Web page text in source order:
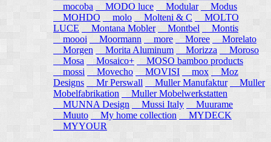
mocoba
MODO luce Modular
Modus
MOHDO
molo Molteni & C
MOLTO
LUCE
Montana Mobler Montbel
Montis
moooi
Moormann more Moree
Morelato
Morgen
Morita Aluminum Morizza
Moroso
Mosa
Mosaico+
MOSO bamboo products
mossi
Movecho MOVISI mox
Moz
Designs
Mr Perswall Muller Manufaktur
Muller
Mobelfabrikation
Muller Mobelwerkstatten
MUNNA Design
Mussi Italy
Muurame
Muuto My home collection
MYDECK
MYYOUR